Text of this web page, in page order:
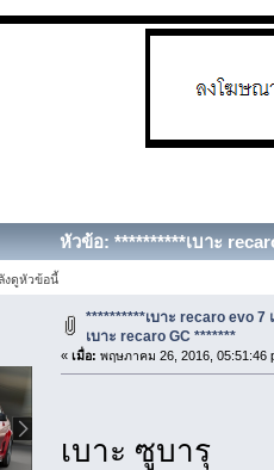
หัวข้อ: **********เบาะ
งดูหัวข้อนี้
**********เบาะ recaro evo 7
เบาะ recaro GC *******
« เมื่อ: พฤษภาคม 26, 2016, 05:51:46
เบาะ ซูบารุ